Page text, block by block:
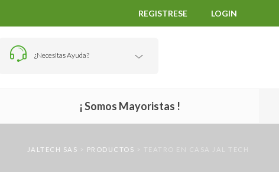
REGISTRESE LOGIN
¿Necesitas Ayuda?
¡ Somos Mayoristas !
JALTECH SAS PRODUCTOS TEATRO EN CASA JAL TECH